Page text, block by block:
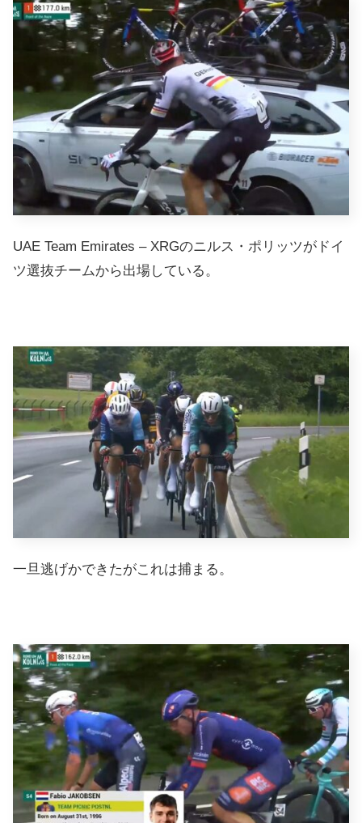
UAE Team Emirates – XRGのニルス・ポリッツがドイ
ツ選抜チームから出場している。
一旦逃げかできたがこれは捕まる。